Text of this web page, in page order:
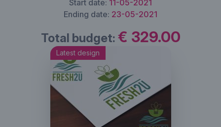
Start date: 11-05-2021
Ending date: 23-05-2021
Total budget: € 329.00
Latest design